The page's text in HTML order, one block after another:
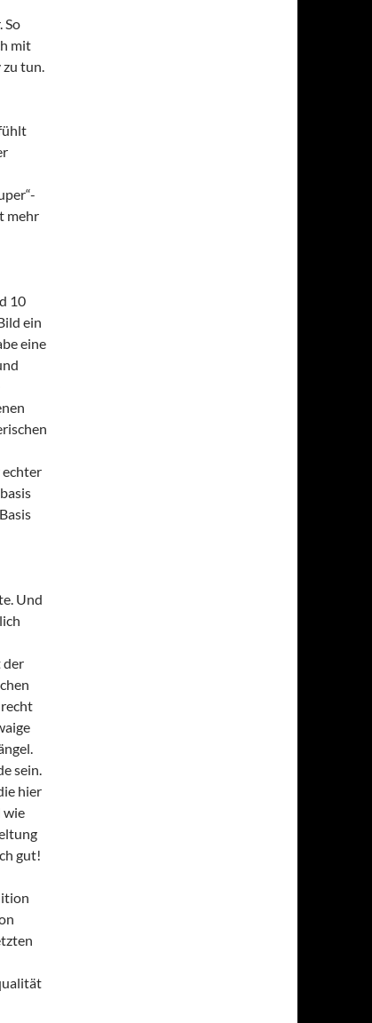
So
mit
zu tun.
mehr
10
ein
eine
Und
der
sein.
hier
wie
gut!